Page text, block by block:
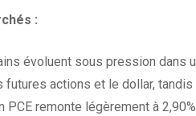
:
évoluent sous pression dans
futures actions et le dollar,
PCE remonte légèrement à